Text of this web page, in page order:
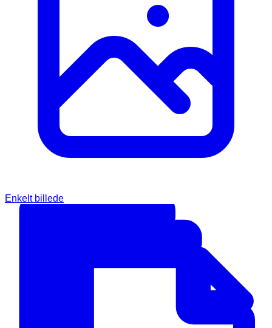
Enkelt billede